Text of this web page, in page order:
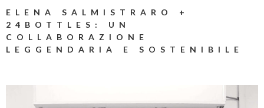
ELENA SALMISTRARO +
24BOTTLES: UN
COLLABORAZIONE
LEGGENDARIA E SOSTENIBILE